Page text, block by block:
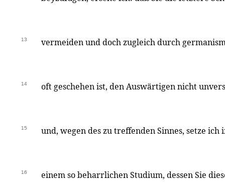
13 vermeiden und doch zugleich durch
14 oft geschehen ist, den Auswärtigen nicht
15 und, wegen des zu treffenden Sinnes, setze ich
16 einem so beharrlichen Studium, dessen Sie